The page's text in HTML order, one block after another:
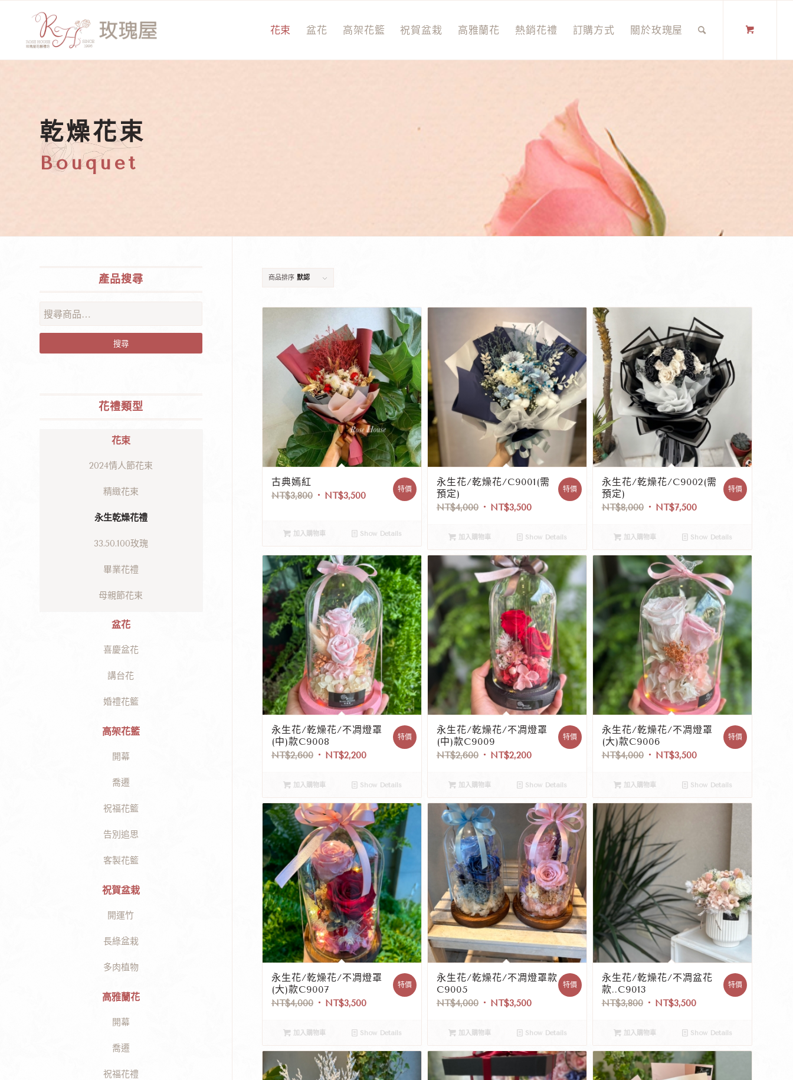
花束 盆花 高架花籃 祝賀盆栽 高雅蘭花 熱銷花禮 訂購方式 關於玫瑰屋
乾燥花束
Bouquet
商品排序 默認
古典嫣紅
NT$3,800 NT$3,500
特價
加入購物車 Show Details
永生花/乾燥花/C9001(需
預定)
NT$4,000 NT$3,500
特價
加入購物車 Show Details
永生花/乾燥花/C9002(需
預定)
NT$8,000 NT$7,500
特價
加入購物車 Show Details
永生花/乾燥花/不凋燈罩
(中)款C9008
NT$2,600 NT$2,200
特價
加入購物車 Show Details
永生花/乾燥花/不凋燈罩
(中)款C9009
NT$2,600 NT$2,200
特價
加入購物車 Show Details
永生花/乾燥花/不凋燈罩
(大)款C9006
NT$4,000 NT$3,500
特價
加入購物車 Show Details
永生花/乾燥花/不凋燈罩
(大)款C9007
NT$4,000 NT$3,500
特價
加入購物車 Show Details
永生花/乾燥花/不凋燈罩款
C9005
NT$4,000 NT$3,500
特價
加入購物車 Show Details
永生花/乾燥花/不凋盆花
款..C9013
NT$3,800 NT$3,500
特價
加入購物車 Show Details
產品搜尋
搜尋
花禮類型
花束
2024情人節花束
精緻花束
永生乾燥花禮
33.50.100玫瑰
畢業花禮
母親節花束
盆花
喜慶盆花
講台花
婚禮花籃
高架花籃
開幕
喬遷
祝福花籃
告別追思
客製花籃
祝賀盆栽
開運竹
長綠盆栽
多肉植物
高雅蘭花
開幕
喬遷
祝福花禮